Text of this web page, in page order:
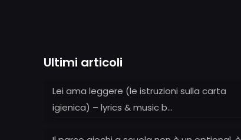
Ultimi articoli
Lei ama leggere (le istruzioni sulla carta
igienica) – lyrics & music b…